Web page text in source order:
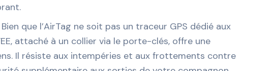
que l’AirTag ne soit pas un traceur GPS dédié aux
attaché à un collier via le porte-clés, offre une
Il résiste aux intempéries et aux frottements contre